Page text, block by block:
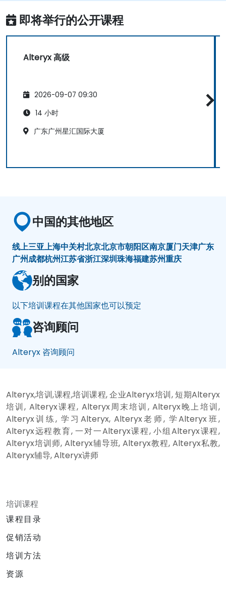
即将举行的公开课程
Alteryx 高级
2026-09-07 09:30
14 小时
广东广州星汇国际大厦
中国的其他地区
线上三亚上海中关村北京北京市朝阳区南京厦门天津广东
广州成都杭州江苏省浙江深圳珠海福建苏州重庆
别的国家
以下培训课程在其他国家也可以预定
咨询顾问
Alteryx 咨询顾问
Alteryx,培训,课程,培训课程, 企业Alteryx培训, 短期Alteryx
培训, Alteryx课程, Alteryx周末培训, Alteryx晚上培训,
Alteryx训练, 学习Alteryx, Alteryx老师, 学Alteryx班,
Alteryx远程教育, 一对一Alteryx课程, 小组Alteryx课程,
Alteryx培训师, Alteryx辅导班, Alteryx教程, Alteryx私教,
Alteryx辅导, Alteryx讲师
培训课程
课程目录
促销活动
培训方法
资源